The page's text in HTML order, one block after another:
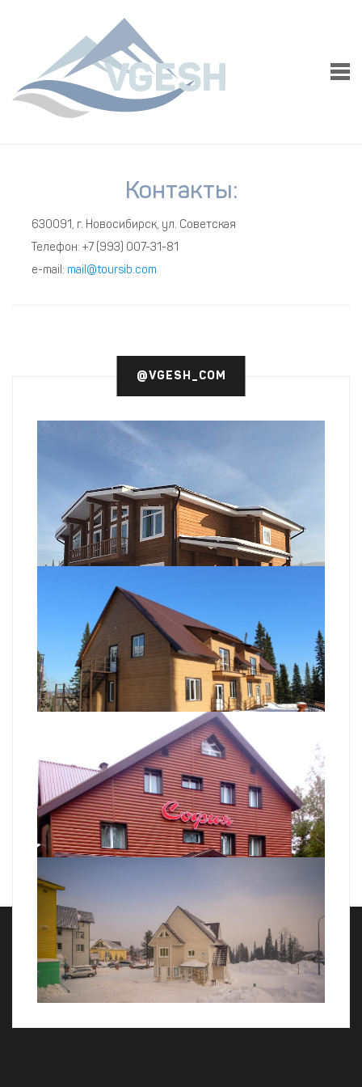
Контакты:
630091, г. Новосибирск, ул. Советская
Телефон:+7 (993) 007-31-81
e-mail: mail@toursib.com
@VGESH_COM